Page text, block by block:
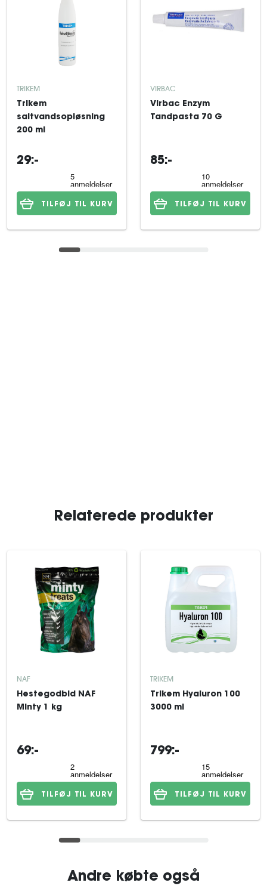
TRIKEM
Trikem
saltvandsopløsning
200 ml
29:-
TILFØJ TIL KURV
VIRBAC
Virbac Enzym
Tandpasta 70 G
85:-
TILFØJ TIL KURV
Relaterede produkter
NAF
Hestegodbid NAF
Minty 1 kg
69:-
TILFØJ TIL KURV
TRIKEM
Trikem Hyaluron 100
3000 ml
799:-
TILFØJ TIL KURV
Andre købte også